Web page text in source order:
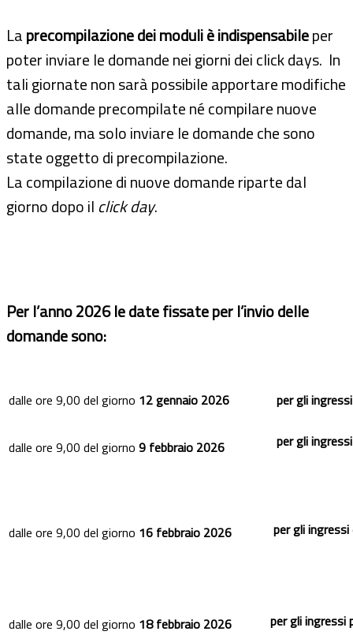
Laprecompilazione dei moduli è indispensabileper
poter inviare le domande nei giorni dei click days. In
tali giornate non sarà possibile apportare modifiche
alle domande precompilate né compilare nuove
domande, ma solo inviare le domande che sono
state oggetto di precompilazione.
La compilazione di nuove domande riparte dal
giorno dopo il click day.
Per l’anno 2026 le date fissate per l’invio delle
domande sono:
dalle ore 9,00 del giorno 12 gennaio 2026 per gli
dalle ore 9,00 del giorno 9 febbraio 2026 per gli
dalle ore 9,00 del giorno 16 febbraio 2026 per gli
dalle ore 9,00 del giorno 18 febbraio 2026 per gli ingressi